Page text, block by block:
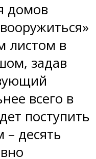
домов
листом в
задав
всего в
поступить
десять